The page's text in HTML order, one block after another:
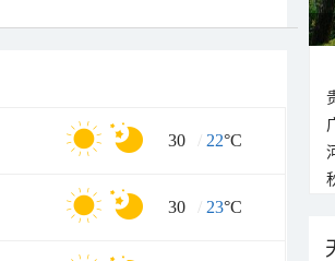
30 / 22°C
30 / 23°C